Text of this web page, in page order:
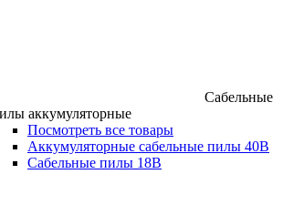
Сабельные
аккумуляторные
Посмотреть все товары
Аккумуляторные сабельные пилы 40В
Сабельные пилы 18В